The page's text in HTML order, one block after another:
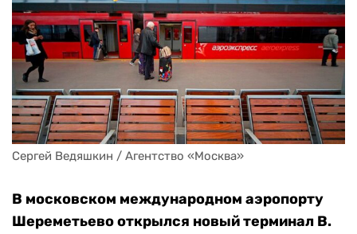
Сергей Ведяшкин / Агентство «Москва»
В московском международном аэропорту
Шереметьево открылся новый терминал В.